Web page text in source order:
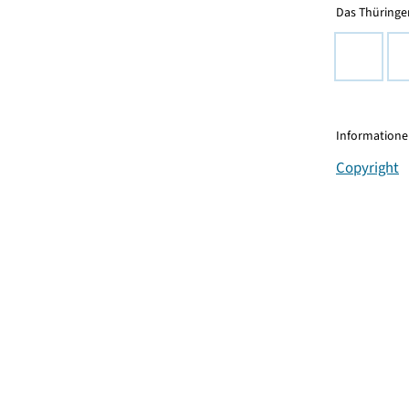
Das
Copyright